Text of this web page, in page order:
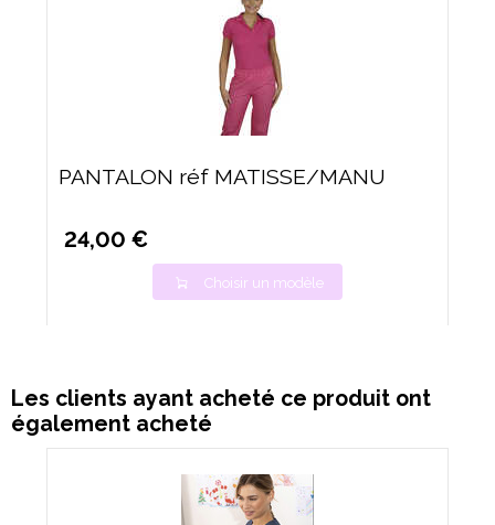
PANTALON réf MATISSE/MANU
24,00 €
Choisir un modèle
Les clients ayant acheté ce produit ont
également acheté